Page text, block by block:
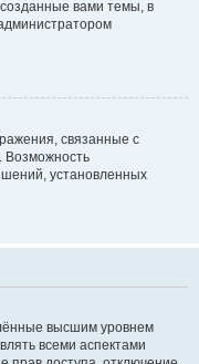
вами темы, в
связанные с
установленных
высшим уровнем
всеми аспектами